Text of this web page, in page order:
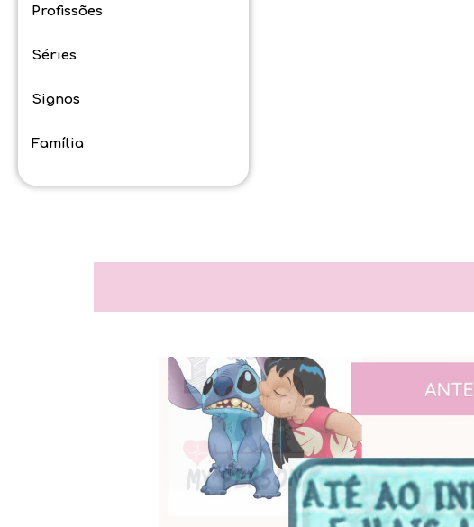
Profissões
Séries
Signos
Família